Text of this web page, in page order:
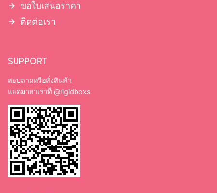
ขอใบเสนอราคา
ติดต่อเรา
SUPPORT
สอบถามหรือสั่งสินค้า
แอดมาหาเราที่ @rigidboxs